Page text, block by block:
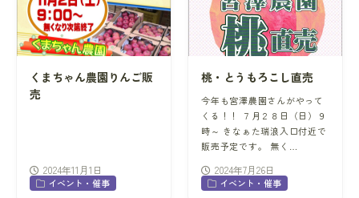
くまちゃん農園りんご販
売
2024年11月1日
イベント・催事
桃・とうもろこし直売
今年も宮澤農園さんがやって
くる！！ ７月２８日（日）９
時～ きなぁた瑞浪入口付近で
販売予定です。 無く…
2024年7月26日
イベント・催事